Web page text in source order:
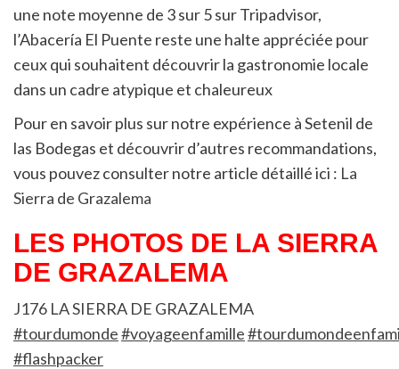
une note moyenne de 3 sur 5 sur Tripadvisor,
l’Abacería El Puente reste une halte appréciée pour
ceux qui souhaitent découvrir la gastronomie locale
dans un cadre atypique et chaleureux
Pour en savoir plus sur notre expérience à Setenil de
las Bodegas et découvrir d’autres recommandations,
vous pouvez consulter notre article détaillé ici : La
Sierra de Grazalema
LES PHOTOS DE LA SIERRA
DE GRAZALEMA
J176 LA SIERRA DE GRAZALEMA
#tourdumonde#voyageenfamille
#flashpacker